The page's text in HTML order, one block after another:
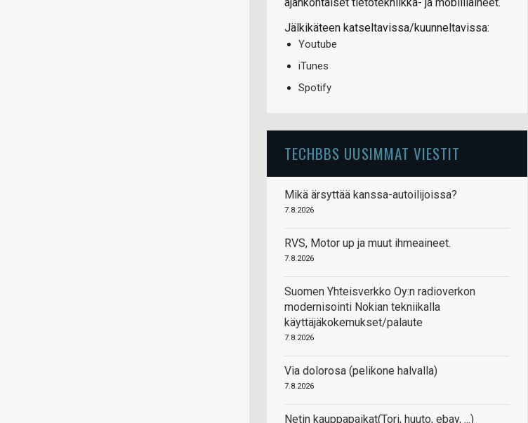
Jälkikäteen katseltavissa/kuunneltavissa:
Youtube
iTunes
Spotify
TECHBBS UUSIMMAT VIESTIT
Mikä ärsyttää kanssa-autoilijoissa?
7.8.2026
RVS, Motor up ja muut ihmeaineet.
7.8.2026
Suomen Yhteisverkko Oy:n radioverkon
modernisointi Nokian tekniikalla
käyttäjäkokemukset/palaute
7.8.2026
Via dolorosa (pelikone halvalla)
7.8.2026
Netin kauppapaikat(Tori, huuto, ebay, ...)